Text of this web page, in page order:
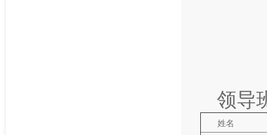
领导
姓名